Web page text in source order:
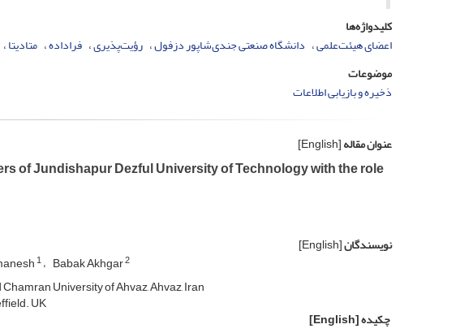
کلیدواژه‌ها
اعضای هیئت‌علمی دانشگاه صنعتی جندی‌شاپور دزفول رؤیت‌پذیری فراداده متادیتا
موضوعات
ذخیره و بازیابی اطلاعات
عنوان مقاله[English]
of Jundishapur Dezful University of Technology with the role
نویسندگان[English]
1 Babak Akhgar2
University of Ahvaz, Ahvaz, Iran
UK
چکیده[English]